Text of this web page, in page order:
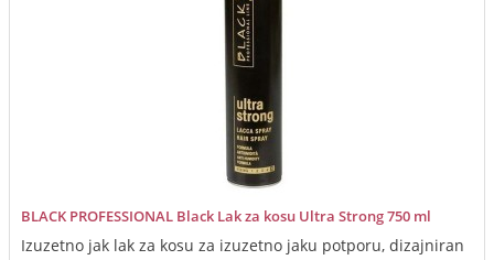
BLACK PROFESSIONAL Black Lak za kosu Ultra Strong 750 ml
Izuzetno jak lak za kosu za izuzetno jaku potporu, dizajniran